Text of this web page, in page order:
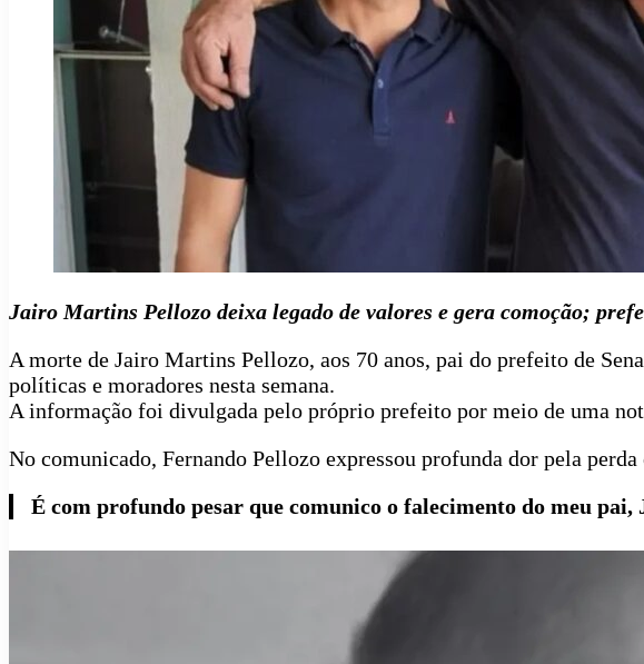
Jairo Martins Pellozo deixa legado de valores e gera comoção;
A morte de Jairo Martins Pellozo, aos 70 anos, pai do prefeito de
políticas e moradores nesta semana.
A informação foi divulgada pelo próprio prefeito por meio de uma
No comunicado, Fernando Pellozo expressou profunda dor pela
É com profundo pesar que comunico o falecimento do meu